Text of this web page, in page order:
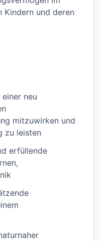
Kindern und deren
neu
mitzuwirken und
zu leisten
erfüllende